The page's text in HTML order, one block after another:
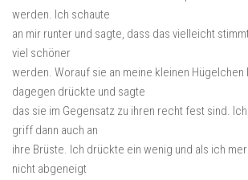
werden. Ich schaute
an mir runter und sagte, dass das vielleicht
viel schöner
werden. Worauf sie an meine kleinen Hügelchen
dagegen drückte und sagte
das sie im Gegensatz zu ihren recht fest sind.
griff dann auch an
ihre Brüste. Ich drückte ein wenig und als ich
nicht abgeneigt